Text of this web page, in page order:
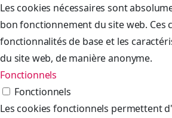
Les cookies nécessaires sont
bon fonctionnement du site web. Ces
fonctionnalités de base et les
du site web, de manière anonyme.
Fonctionnels
Fonctionnels
Les cookies fonctionnels permettent